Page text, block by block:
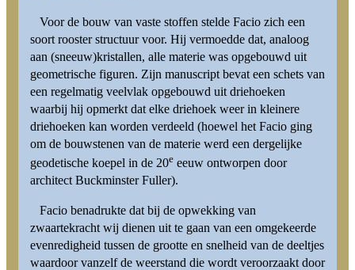
Voor de bouw van vaste stoffen stelde Facio zich een
soort rooster structuur voor. Hij vermoedde dat, analoog
aan (sneeuw)kristallen, alle materie was opgebouwd uit
geometrische figuren. Zijn manuscript bevat een schets van
een regelmatig veelvlak opgebouwd uit driehoeken
waarbij hij opmerkt dat elke driehoek weer in kleinere
driehoeken kan worden verdeeld (hoewel het Facio ging
om de bouwstenen van de materie werd een dergelijke
geodetische koepel in de 20e eeuw ontworpen door
architect Buckminster Fuller).
Facio benadrukte dat bij de opwekking van
zwaartekracht wij dienen uit te gaan van een omgekeerde
evenredigheid tussen de grootte en snelheid van de deeltjes
waardoor vanzelf de weerstand die wordt veroorzaakt door